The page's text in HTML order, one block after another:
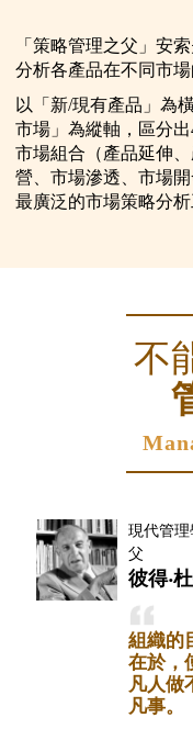
「策略管理之父」安
分析各產品在不同市場
以「新/現有產品」為
市場」為縱軸，區分
市場組合（產品延伸
營、市場滲透、市場
最廣泛的市場策略分析
不
現代管理
父
彼得‧
組織的
在於，
凡人做
凡事。